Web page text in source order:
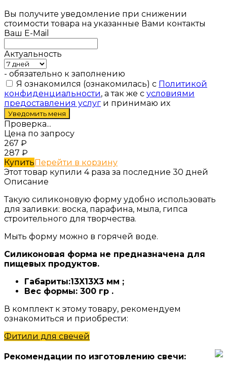
Вы получите уведомление при снижении
стоимости товара на указанные Вами контакты
Ваш E-Mail
Актуальность
- обязательно к заполнению
Я ознакомился (ознакомилась) с Политикой
конфиденциальности, а так же с условиями
предоставления услуг и принимаю их
Проверка...
Цена по запросу
267 ₽
287 ₽
КупитьПерейти в корзину
Этот товар купили 4 раза за последние 30 дней
Описание
Такую силиконовую форму удобно использовать
для заливки: воска, парафина, мыла, гипса
строительного для творчества.
Мыть форму можно в горячей воде.
Силиконовая форма не предназначена для
пищевых продуктов.
Габариты:13X13X3 мм ;
Вес формы: 300 гр .
В комплект к этому товару, рекомендуем
ознакомиться и приобрести:
Фитили для свечей
Рекомендации по изготовлению свечи: